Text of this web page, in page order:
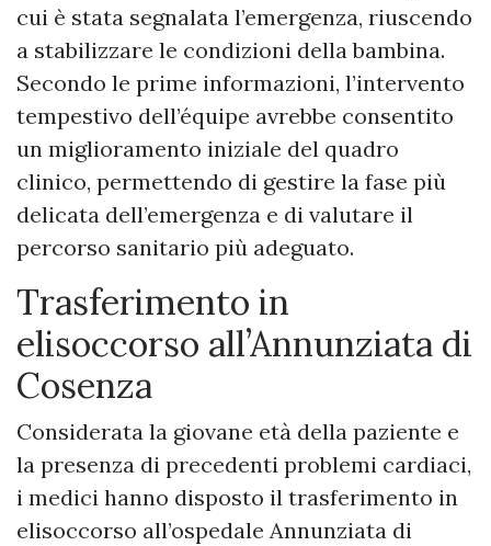
cui è stata segnalata l’emergenza, riuscendo
a stabilizzare le condizioni della bambina.
Secondo le prime informazioni, l’intervento
tempestivo dell’équipe avrebbe consentito
un miglioramento iniziale del quadro
clinico, permettendo di gestire la fase più
delicata dell’emergenza e di valutare il
percorso sanitario più adeguato.
Trasferimento in
elisoccorso all’Annunziata di
Cosenza
Considerata la giovane età della paziente e
la presenza di precedenti problemi cardiaci,
i medici hanno disposto il trasferimento in
elisoccorso all’ospedale Annunziata di